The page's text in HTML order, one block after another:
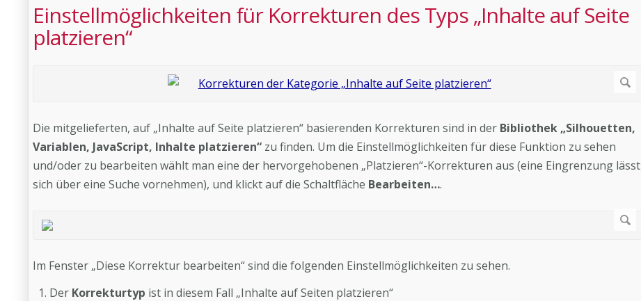
Einstellmöglichkeiten für Korrekturen des Typs „Inhalte auf Seite
platzieren“
Die mitgelieferten, auf „Inhalte auf Seite platzieren“ basierenden Korrekturen sind in der Bibliothek „Silhouetten,
Variablen, JavaScript, Inhalte platzieren“ zu finden. Um die Einstellmöglichkeiten für diese Funktion zu sehen
und/oder zu bearbeiten wählt man eine der hervorgehobenen „Platzieren“-Korrekturen aus (eine Eingrenzung lässt
sich über eine Suche vornehmen), und klickt auf die Schaltfläche Bearbeiten….
Im Fenster „Diese Korrektur bearbeiten“ sind die folgenden Einstellmöglichkeiten zu sehen.
Der Korrekturtyp ist in diesem Fall „Inhalte auf Seiten platzieren“